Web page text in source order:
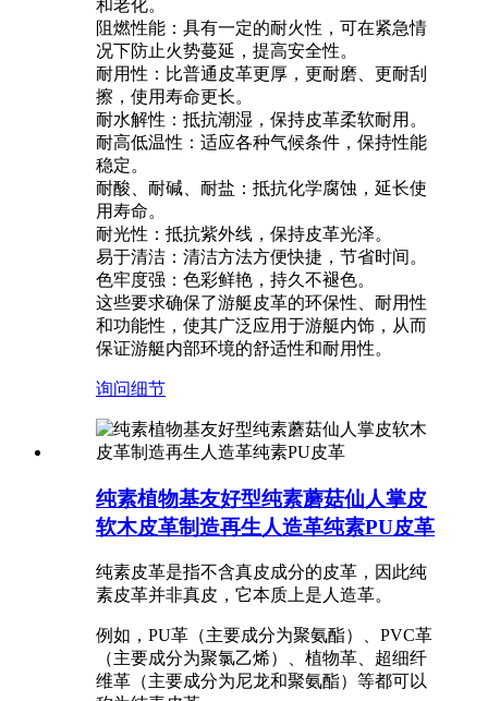
和老化。
阻燃性能：具有一定的耐火性，可在紧急情
况下防止火势蔓延，提高安全性。
耐用性：比普通皮革更厚，更耐磨、更耐刮
擦，使用寿命更长。
耐水解性：抵抗潮湿，保持皮革柔软耐用。
耐高低温性：适应各种气候条件，保持性能
稳定。
耐酸、耐碱、耐盐：抵抗化学腐蚀，延长使
用寿命。
耐光性：抵抗紫外线，保持皮革光泽。
易于清洁：清洁方法方便快捷，节省时间。
色牢度强：色彩鲜艳，持久不褪色。
这些要求确保了游艇皮革的环保性、耐用性
和功能性，使其广泛应用于游艇内饰，从而
保证游艇内部环境的舒适性和耐用性。
询问细节
纯素植物基友好型纯素蘑菇仙人掌皮
软木皮革制造再生人造革纯素PU皮革
纯素皮革是指不含真皮成分的皮革，因此纯
素皮革并非真皮，它本质上是人造革。
例如，PU革（主要成分为聚氨酯）、PVC革
（主要成分为聚氯乙烯）、植物革、超细纤
维革（主要成分为尼龙和聚氨酯）等都可以